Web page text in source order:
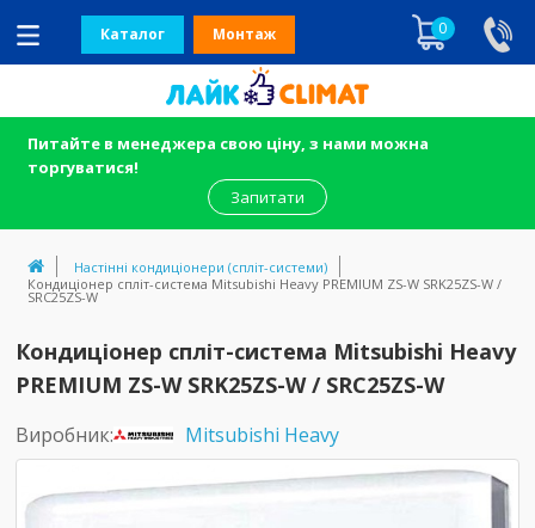
Каталог Монтаж 0
Питайте в менеджера свою ціну, з нами можна
торгуватися!
Запитати
Настінні кондиціонери (спліт-системи)
Кондиціонер спліт-система Mitsubishi Heavy PREMIUM ZS-W SRK25ZS-W /
SRC25ZS-W
Кондиціонер спліт-система Mitsubishi Heavy
PREMIUM ZS-W SRK25ZS-W / SRC25ZS-W
Виробник: Mitsubishi Heavy